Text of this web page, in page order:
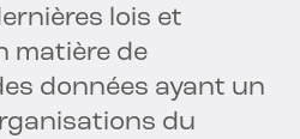
lois et
matière de
données ayant un
du